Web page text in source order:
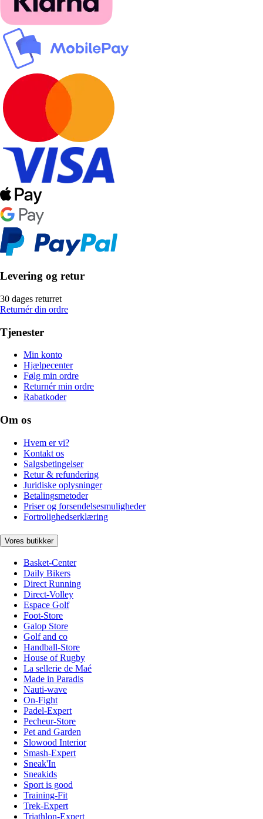
Levering og retur
30 dages returret
Returnér din ordre
Tjenester
Min konto
Hjælpecenter
Følg min ordre
Returnér min ordre
Rabatkoder
Om os
Hvem er vi?
Kontakt os
Salgsbetingelser
Retur & refundering
Juridiske oplysninger
Betalingsmetoder
Priser og forsendelsesmuligheder
Fortrolighedserklæring
Vores butikker
Basket-Center
Daily Bikers
Direct Running
Direct-Volley
Espace Golf
Foot-Store
Galop Store
Golf and co
Handball-Store
House of Rugby
La sellerie de Maé
Made in Paradis
Nauti-wave
On-Fight
Padel-Expert
Pecheur-Store
Pet and Garden
Slowood Interior
Smash-Expert
Sneak'In
Sneakids
Sport is good
Training-Fit
Trek-Expert
Triathlon-Expert